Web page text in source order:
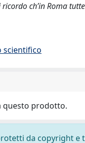
ch’in Roma
scientifico
questo prodotto.
da copyright